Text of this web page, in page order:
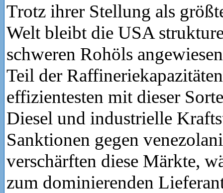
Trotz ihrer Stellung als
Welt bleibt die USA
schweren Rohöls
Teil der
effizientesten mit dieser
Diesel und industrielle
Sanktionen gegen
verschärften diese Märkte,
zum dominierenden